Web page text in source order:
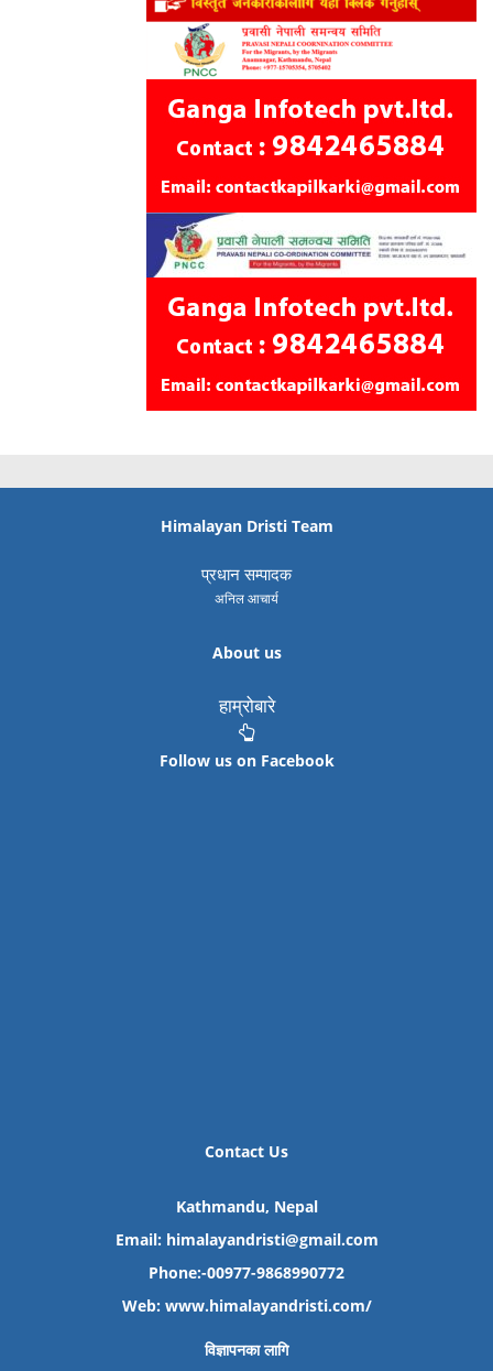
Himalayan Dristi Team
प्रधान सम्पादक
अनिल आचार्य
About us
हाम्रोबारे
Follow us on Facebook
Contact Us
Kathmandu, Nepal
Email: himalayandristi@gmail.com
Phone:-00977-9868990772
Web: www.himalayandristi.com/
विज्ञापनका लागि